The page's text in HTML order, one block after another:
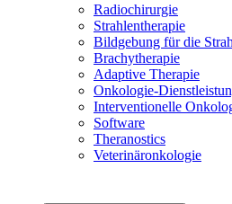
Radiochirurgie
Strahlentherapie
Bildgebung für die
Brachytherapie
Adaptive Therapie
Onkologie-
Interventionelle
Software
Theranostics
Veterinäronkologie